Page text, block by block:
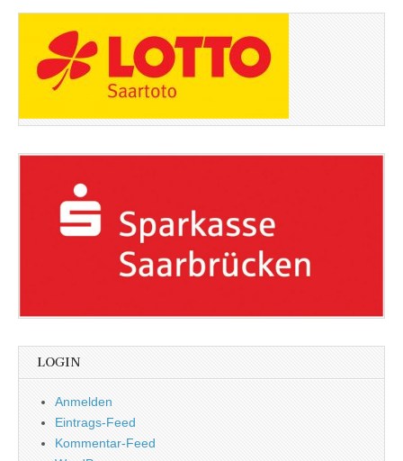
LOGIN
Anmelden
Eintrags-Feed
Kommentar-Feed